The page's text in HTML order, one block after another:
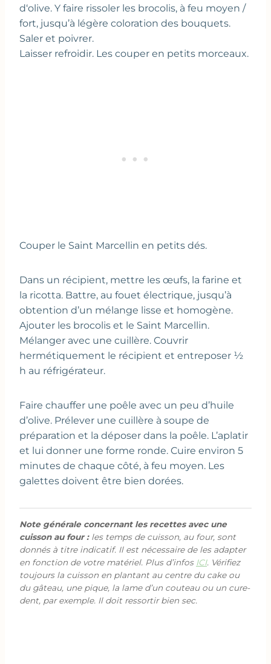
d‘olive. Y faire rissoler les brocolis, à feu moyen /
fort, jusqu’à légère coloration des bouquets.
Saler et poivrer.
Laisser refroidir. Les couper en petits morceaux.
Couper le Saint Marcellin en petits dés.
Dans un récipient, mettre les œufs, la farine et
la ricotta. Battre, au fouet électrique, jusqu’à
obtention d’un mélange lisse et homogène.
Ajouter les brocolis et le Saint Marcellin.
Mélanger avec une cuillère. Couvrir
hermétiquement le récipient et entreposer ½
h au réfrigérateur.
Faire chauffer une poêle avec un peu d’huile
d’olive. Prélever une cuillère à soupe de
préparation et la déposer dans la poêle. L’aplatir
et lui donner une forme ronde. Cuire environ 5
minutes de chaque côté, à feu moyen. Les
galettes doivent être bien dorées.
Note générale concernant les recettes avec une
cuisson au four :les temps de cuisson, au four, sont
donnés à titre indicatif. Il est nécessaire de les adapter
en fonction de votre matériel. Plus d’infos ICI. Vérifiez
toujours la cuisson en plantant au centre du cake ou
du gâteau, une pique, la lame d’un couteau ou un cure-
dent, par exemple. Il doit ressortir bien sec.